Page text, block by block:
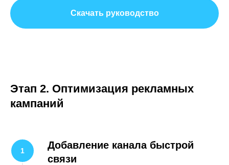
Скачать руководство
Этап 2. Оптимизация рекламных
кампаний
Добавление канала быстрой
связи